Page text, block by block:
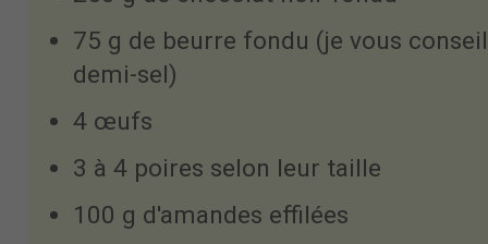
75 g de beurre fondu (je vous
demi-sel)
4 œufs
3 à 4 poires selon leur taille
100 g d'amandes effilées